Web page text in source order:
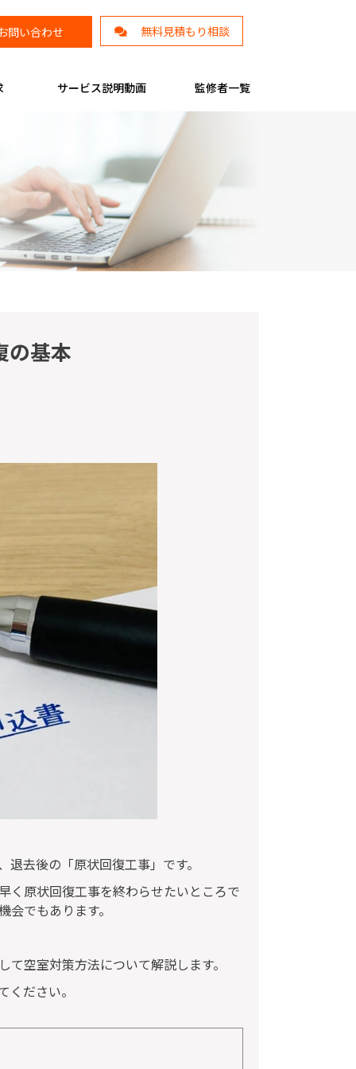
問い合わせ 無料見積もり相談
サービス説明動画 監修者一覧
の基本
去後の「原状回復工事」です。
く原状回復工事を終わらせたいところで
でもあります。
空室対策方法について解説します。
ださい。